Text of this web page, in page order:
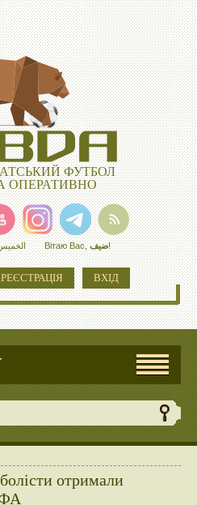
ФУТБОЛ
ОПЕРАТИВНО
الخميس, Вітаю Вас,ضيف!
РЕЄСТРАЦІЯ ВХІД
отримали